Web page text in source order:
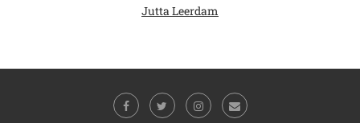
Jutta Leerdam